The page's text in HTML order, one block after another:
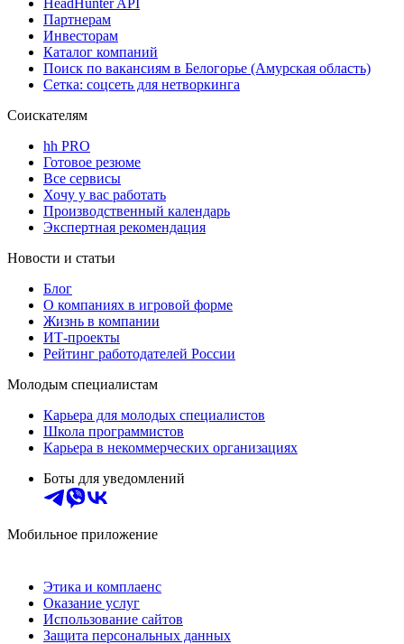
Партнерам
Инвесторам
Каталог компаний
Поиск по вакансиям в Белогорье (Амурская область)
Сетка: соцсеть для нетворкинга
Соискателям
hh PRO
Готовое резюме
Все сервисы
Хочу у вас работать
Производственный календарь
Экспертная рекомендация
Новости и статьи
Блог
О компаниях в игровой форме
Жизнь в компании
ИТ-проекты
Рейтинг работодателей России
Молодым специалистам
Карьера для молодых специалистов
Школа программистов
Карьера в некоммерческих организациях
Боты для уведомлений
Мобильное приложение
Этика и комплаенс
Оказание услуг
Использование сайтов
Защита персональных данных